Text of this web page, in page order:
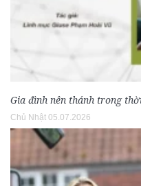
Gia đình nên thánh trong
Chủ Nhật 05.07.2026